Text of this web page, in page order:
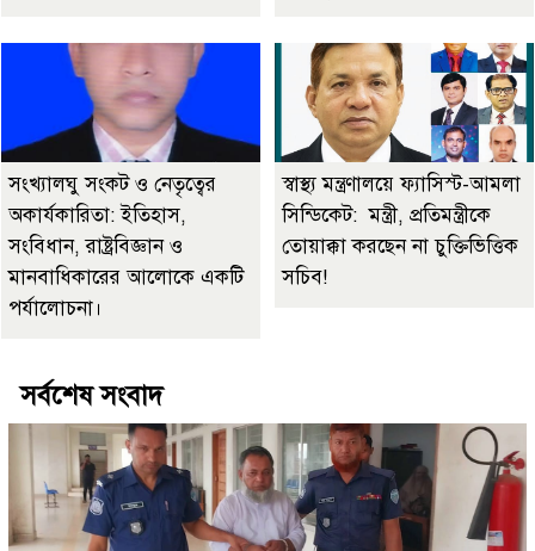
সংখ্যালঘু সংকট ও নেতৃত্বের
অকার্যকারিতা: ইতিহাস,
সংবিধান, রাষ্ট্রবিজ্ঞান ও
মানবাধিকারের আলোকে একটি
পর্যালোচনা।
স্বাস্থ্য মন্ত্রণালয়ে ফ্যাসিস্ট-আমলা
সিন্ডিকেট: মন্ত্রী, প্রতিমন্ত্রীকে
তোয়াক্কা করছেন না চুক্তিভিত্তিক
সচিব!
সর্বশেষ সংবাদ